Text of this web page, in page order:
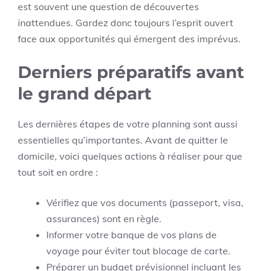
est souvent une question de découvertes
inattendues. Gardez donc toujours l’esprit ouvert
face aux opportunités qui émergent des imprévus.
Derniers préparatifs avant
le grand départ
Les dernières étapes de votre planning sont aussi
essentielles qu’importantes. Avant de quitter le
domicile, voici quelques actions à réaliser pour que
tout soit en ordre :
Vérifiez que vos documents (passeport, visa,
assurances) sont en règle.
Informer votre banque de vos plans de
voyage pour éviter tout blocage de carte.
Préparer un budget prévisionnel incluant les